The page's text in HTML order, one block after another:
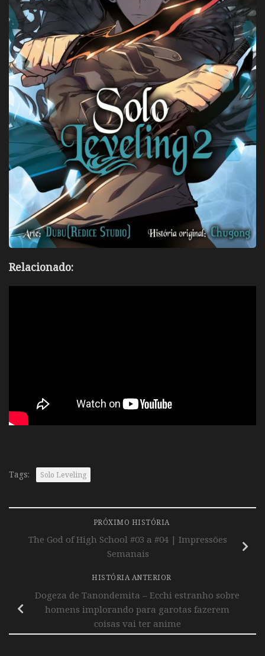
Relacionado:
Tags: Solo Leveling
PRÓXIMO HISTÓRIA
The God of High School #03 a #04 | Impressões
Semanais
HISTÓRIA ANTERIOR
Dogeza de Tanondemita – Ecchi estranho sobre
homens implorando para garotas fazerem
coisas vai ter anime